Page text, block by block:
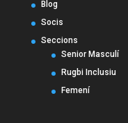
Blog
Socis
Seccions
Senior Masculí
Rugbi Inclusiu
Femení